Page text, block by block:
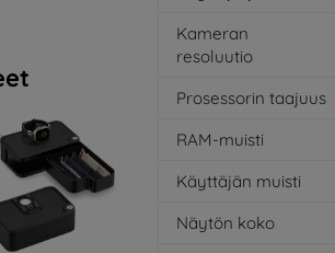
Kameran
resoluutio
Prosessorin taajuus
RAM-muisti
Käyttäjän muisti
Näytön koko